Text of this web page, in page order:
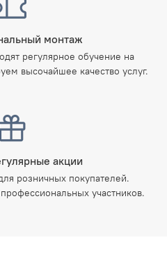
монтаж
регулярное обучение на
высочайшее качество услуг.
акции
розничных покупателей.
участников.